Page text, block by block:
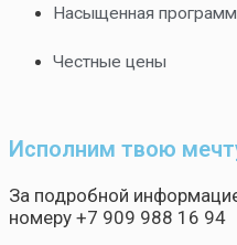
Насыщенная
Честные цены
Исполним твою
За подробной
номеру +7 909 988 16 94